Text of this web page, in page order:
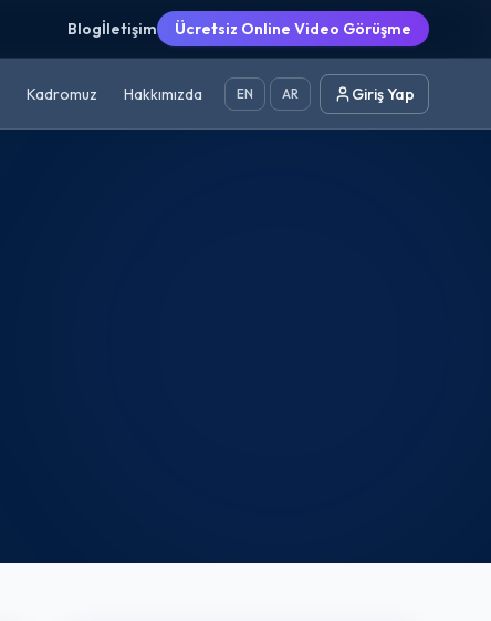
Blogİletişim Ücretsiz Online Video Görüşme
Kadromuz Hakkımızda EN AR Giriş Yap